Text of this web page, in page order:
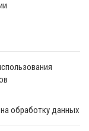
обработку данных